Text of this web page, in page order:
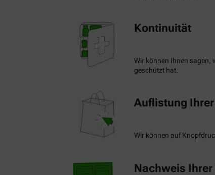
Kontinuität
Wir können Ihnen sagen,
geschützt hat.
Auflistung
Wir können auf
Nachweis